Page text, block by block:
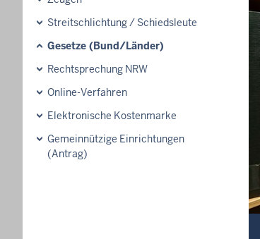
Streitschlichtung / Schiedsleute
Gesetze (Bund/Länder)
Rechtsprechung NRW
Online-Verfahren
Elektronische Kostenmarke
Gemeinnützige Einrichtungen
(Antrag)